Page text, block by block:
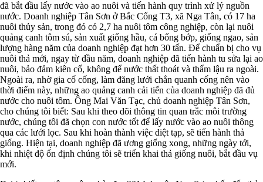
đã bắt đầu lấy nước vào ao nuôi và tiến hành quy trình xử lý nguồn
nước. Doanh nghiệp Tân Sơn ở Bắc Cống T3, xã Nga Tân, có 17 ha
nuôi thủy sản, trong đó có 2,7 ha nuôi tôm công nghiệp, còn lại nuôi
quảng canh tôm sú, sản xuất giống hầu, cá bống bớp, giống ngao, sản
lượng hàng năm của doanh nghiệp đạt hơn 30 tấn. Để chuẩn bị cho vụ
nuôi thả mới, ngay từ đầu năm, doanh nghiệp đã tiến hành tu sửa lại ao
nuôi, bảo đảm kiên cố, không để nước thất thoát và thẩm lậu ra ngoài.
Ngoài ra, nhờ gia cố cống, làm đăng lưới chắn quanh cống nên vào
thời điểm này, những ao quảng canh cải tiến của doanh nghiệp đã đủ
nước cho nuôi tôm. Ông Mai Văn Tạc, chủ doanh nghiệp Tân Sơn,
cho chúng tôi biết: Sau khi theo dõi thông tin quan trắc môi trường
nước, chúng tôi đã chọn con nước tốt để lấy nước vào ao nuôi thông
qua các lưới lọc. Sau khi hoàn thành việc diệt tạp, sẽ tiến hành thả
giống. Hiện tại, doanh nghiệp đã ương giống xong, những ngày tới,
khi nhiệt độ ổn định chúng tôi sẽ triển khai thả giống nuôi, bắt đầu vụ
mới.